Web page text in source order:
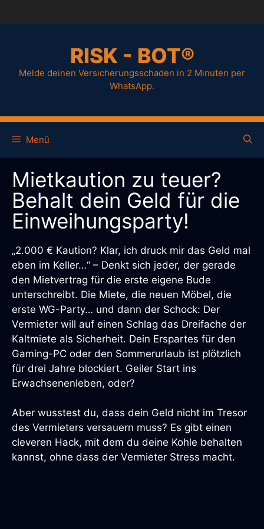
RISK - BOT®
Melde deinen Versicherungsschaden in 2 Minuten per
WhatsApp.
Menü
Mietkaution zu teuer?
Behalt dein Geld für die
Einweihungsparty!
„2.000 € Kaution? Klar, ich druck mir das Geld mal
eben im Keller…“ – Denkt sich jeder, der gerade
den Mietvertrag für die erste eigene Bude
unterschreibt. Die Miete, die neuen Möbel, die
erste WG-Party… und dann der Schock: Der
Vermieter will auf einen Schlag das Dreifache der
Kaltmiete als Sicherheit. Dein Erspartes für den
Gaming-PC oder den Sommerurlaub ist plötzlich
für drei Jahre blockiert. Geiler Start ins
Erwachsenenleben, oder?
Aber wusstest du, dass dein Geld nicht im Tresor
des Vermieters versauern muss? Es gibt einen
cleveren Hack, mit dem du deine Kohle behalten
kannst, ohne dass der Vermieter Stress macht.